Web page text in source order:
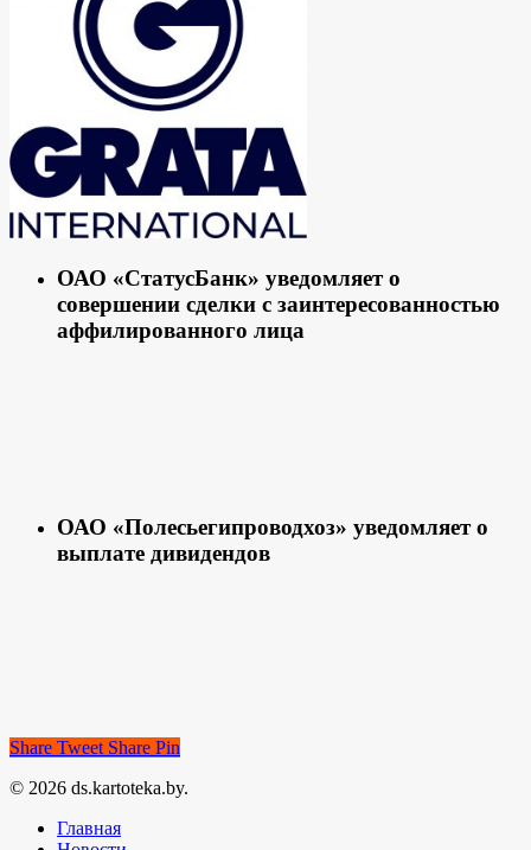
ОАО «СтатусБанк» уведомляет о
совершении сделки с заинтересованностью
аффилированного лица
ОАО «Полесьегипроводхоз» уведомляет о
выплате дивидендов
Share Tweet Share Pin
© 2026 ds.kartoteka.by.
Главная